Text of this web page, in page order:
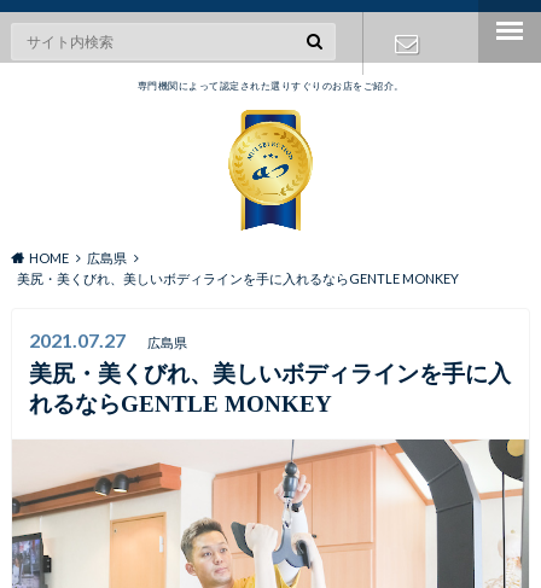
専門機関によって認定された選りすぐりのお店をご紹介。
HOME
広島県
美尻・美くびれ、美しいボディラインを手に入れるならGENTLE MONKEY
2021.07.27 広島県
美尻・美くびれ、美しいボディラインを手に入
れるならGENTLE MONKEY